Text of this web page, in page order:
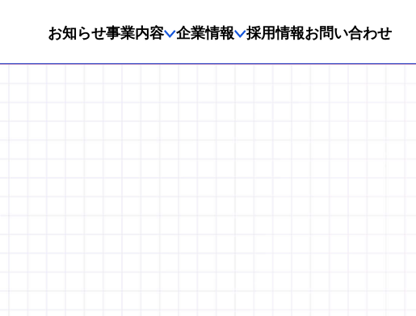
お知らせ事業内容 企業情報 採用情報お問い合わせ